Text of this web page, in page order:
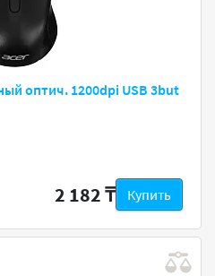
оптич. 1200dpi USB 3but
2 182 ₸ Купить